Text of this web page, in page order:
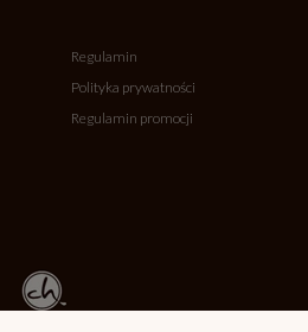
Regulamin
Polityka prywatności
Regulamin promocji